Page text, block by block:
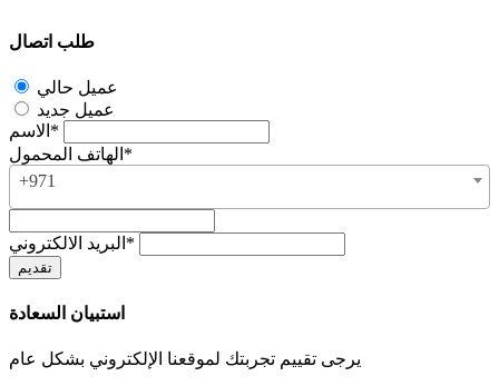
طلب اتصال
عميل حالي
عميل جديد
الاسم*
الهاتف المحمول*
+971
البريد الالكتروني*
استبيان السعادة
يرجى تقييم تجربتك لموقعنا الإلكتروني بشكل عام